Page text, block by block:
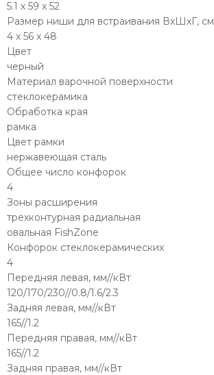
5.1 х 59 х 52
Размер ниши для встраивания ВхШхГ, см
4 x 56 x 48
Цвет
черный
Материал варочной поверхности
стеклокерамика
Обработка края
рамка
Цвет рамки
нержавеющая сталь
Общее число конфорок
4
Зоны расширения
трехконтурная радиальная
овальная FishZone
Конфорок стеклокерамических
4
Передняя левая, мм//кВт
120/170/230//0.8/1.6/2.3
Задняя левая, мм//кВт
165//1.2
Передняя правая, мм//кВт
165//1.2
Задняя правая, мм//кВт